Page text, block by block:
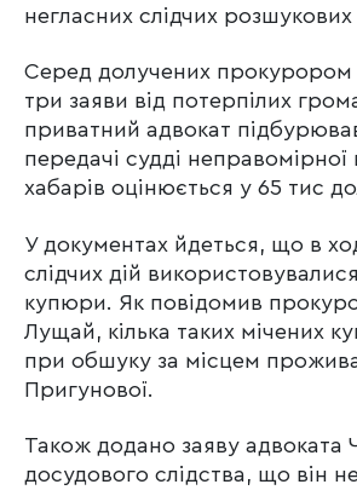
негласних слідчих розшукових
Серед долучених прокурором
три заяви від потерпілих
приватний адвокат
передачі судді
хабарів оцінюється у 65 тис
У документах йдеться, що в
слідчих дій
купюри. Як повідомив
Лущай, кілька таких мічених
при обшуку за місцем
Пригунової.
Також додано заяву адвоката
досудового слідства, що він